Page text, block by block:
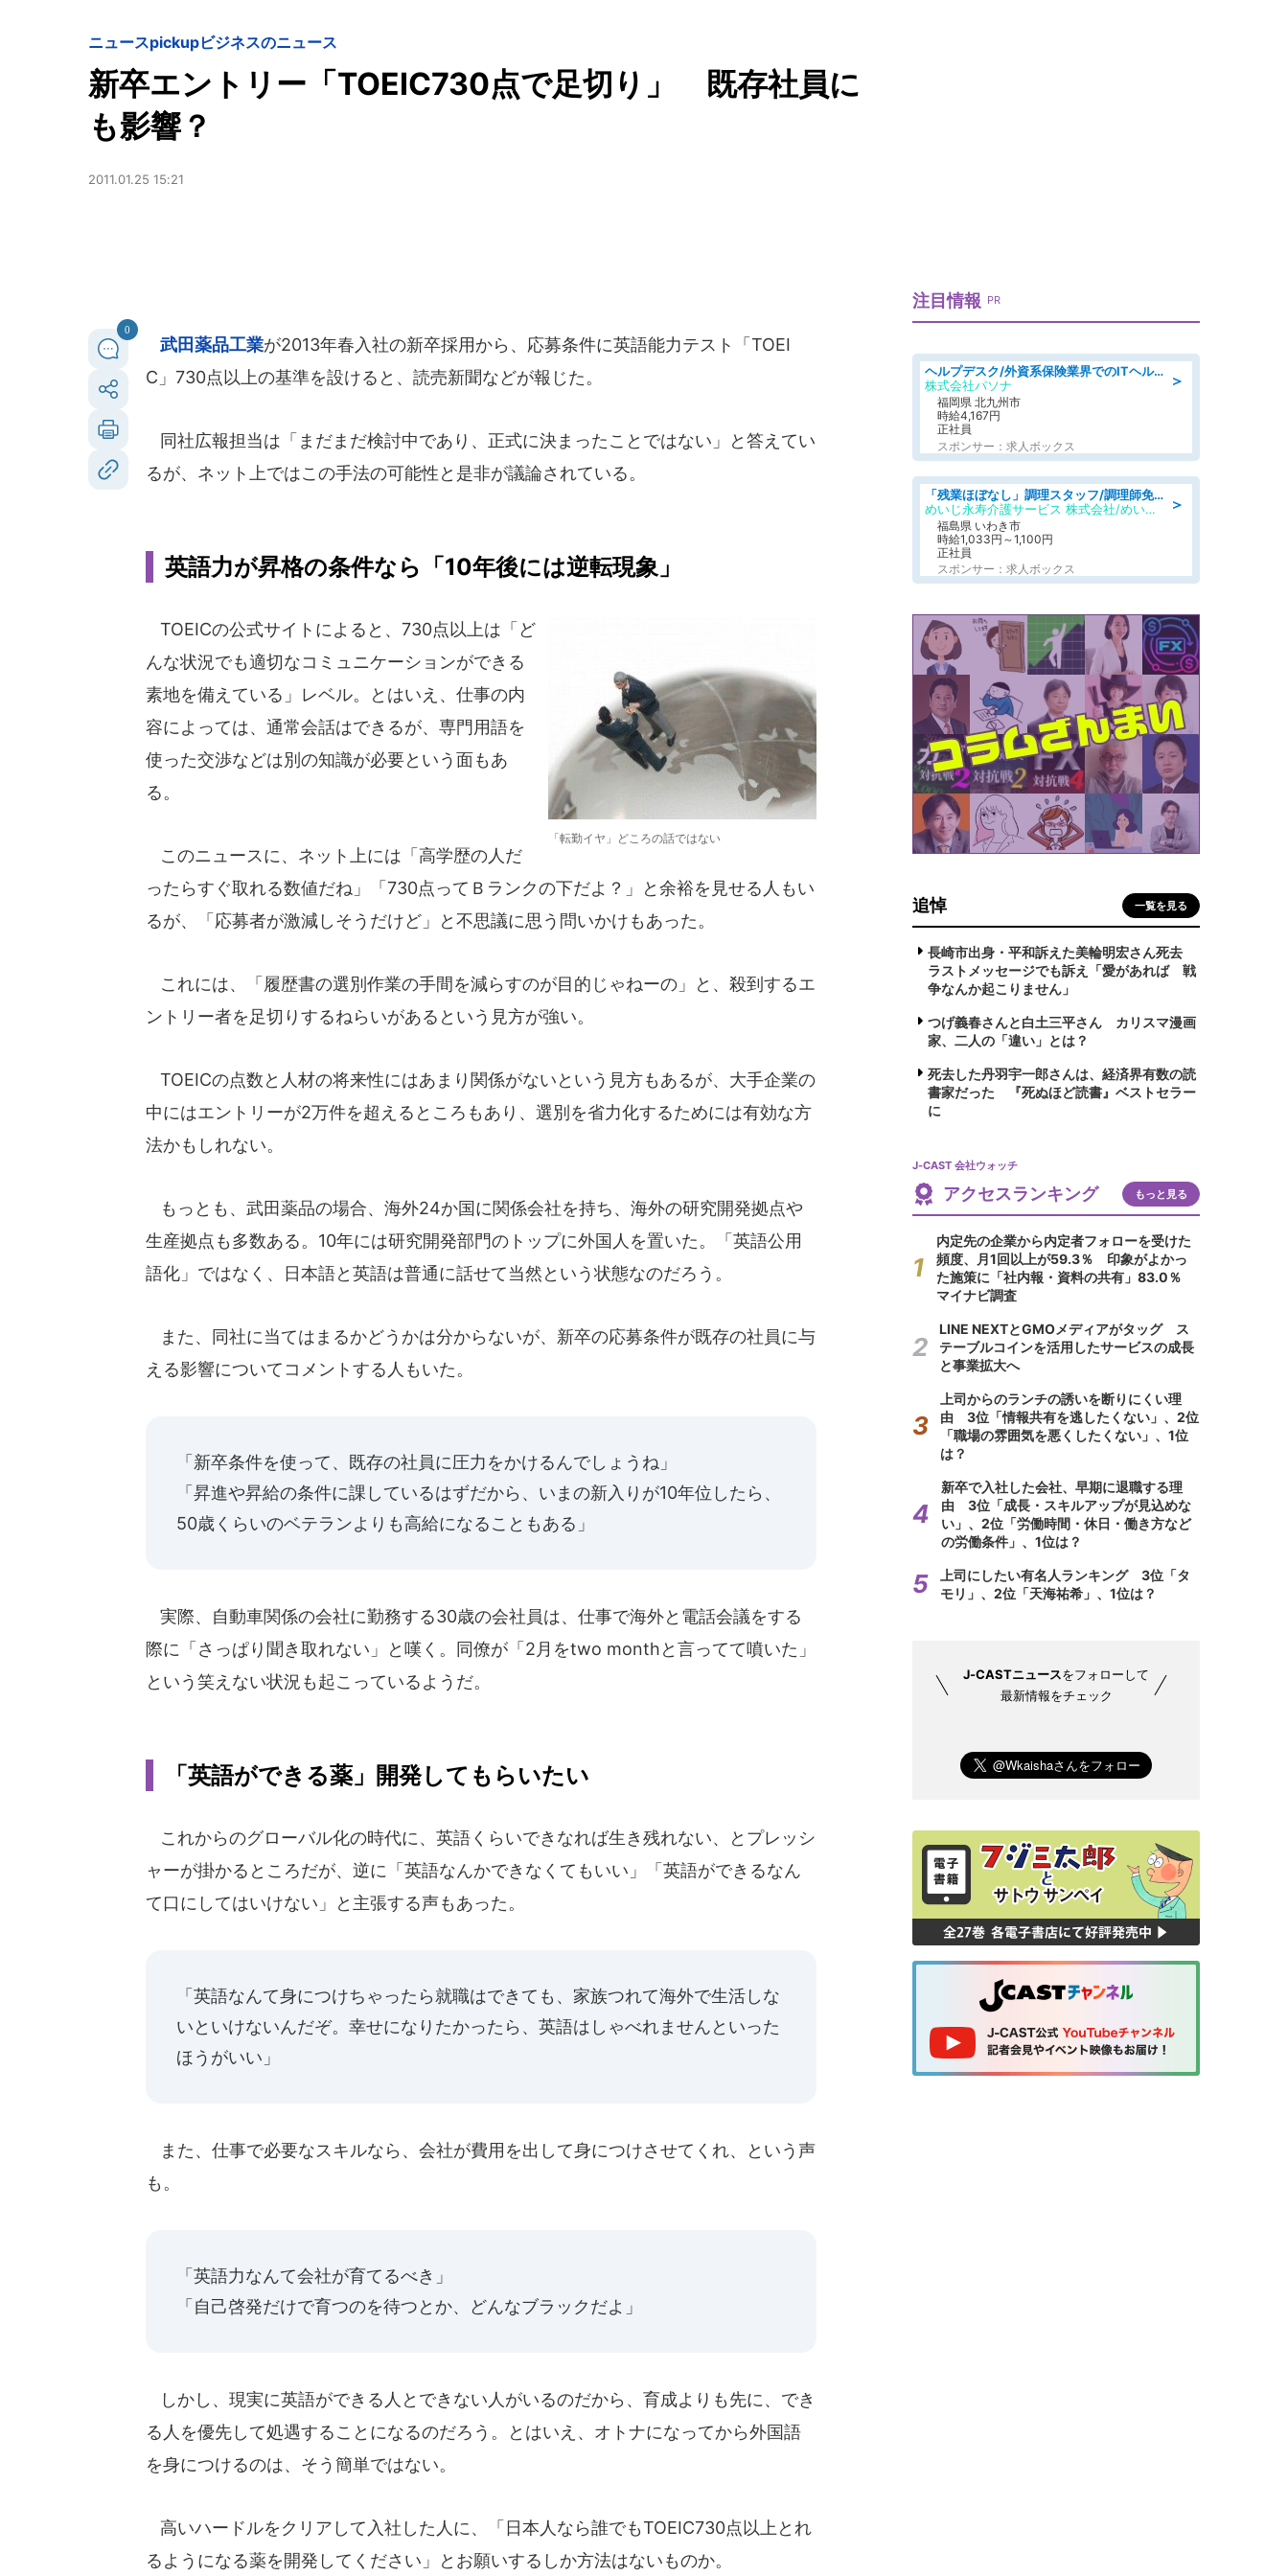
ニュースpickupビジネスのニュース
新卒エントリー「TOEIC730点で足切り」 既存社員に
も影響？
2011.01.25 15:21
0
武田薬品工業が2013年春入社の新卒採用から、応募条件に英語能力テスト「TOEI
C」730点以上の基準を設けると、読売新聞などが報じた。
同社広報担当は「まだまだ検討中であり、正式に決まったことではない」と答えてい
るが、ネット上ではこの手法の可能性と是非が議論されている。
英語力が昇格の条件なら「10年後には逆転現象」
「転勤イヤ」どころの話ではない
TOEICの公式サイトによると、730点以上は「ど
んな状況でも適切なコミュニケーションができる
素地を備えている」レベル。とはいえ、仕事の内
容によっては、通常会話はできるが、専門用語を
使った交渉などは別の知識が必要という面もあ
る。
このニュースに、ネット上には「高学歴の人だ
ったらすぐ取れる数値だね」「730点ってＢランクの下だよ？」と余裕を見せる人もい
るが、「応募者が激減しそうだけど」と不思議に思う問いかけもあった。
これには、「履歴書の選別作業の手間を減らすのが目的じゃねーの」と、殺到するエ
ントリー者を足切りするねらいがあるという見方が強い。
TOEICの点数と人材の将来性にはあまり関係がないという見方もあるが、大手企業の
中にはエントリーが2万件を超えるところもあり、選別を省力化するためには有効な方
法かもしれない。
もっとも、武田薬品の場合、海外24か国に関係会社を持ち、海外の研究開発拠点や
生産拠点も多数ある。10年には研究開発部門のトップに外国人を置いた。「英語公用
語化」ではなく、日本語と英語は普通に話せて当然という状態なのだろう。
また、同社に当てはまるかどうかは分からないが、新卒の応募条件が既存の社員に与
える影響についてコメントする人もいた。
「新卒条件を使って、既存の社員に圧力をかけるんでしょうね」
「昇進や昇給の条件に課しているはずだから、いまの新入りが10年位したら、
50歳くらいのベテランよりも高給になることもある」
実際、自動車関係の会社に勤務する30歳の会社員は、仕事で海外と電話会議をする
際に「さっぱり聞き取れない」と嘆く。同僚が「2月をtwo monthと言ってて噴いた」
という笑えない状況も起こっているようだ。
「英語ができる薬」開発してもらいたい
これからのグローバル化の時代に、英語くらいできなれば生き残れない、とプレッシ
ャーが掛かるところだが、逆に「英語なんかできなくてもいい」「英語ができるなん
て口にしてはいけない」と主張する声もあった。
「英語なんて身につけちゃったら就職はできても、家族つれて海外で生活しな
いといけないんだぞ。幸せになりたかったら、英語はしゃべれませんといった
ほうがいい」
また、仕事で必要なスキルなら、会社が費用を出して身につけさせてくれ、という声
も。
「英語力なんて会社が育てるべき」
「自己啓発だけで育つのを待つとか、どんなブラックだよ」
しかし、現実に英語ができる人とできない人がいるのだから、育成よりも先に、でき
る人を優先して処遇することになるのだろう。とはいえ、オトナになってから外国語
を身につけるのは、そう簡単ではない。
高いハードルをクリアして入社した人に、「日本人なら誰でもTOEIC730点以上とれ
るようになる薬を開発してください」とお願いするしか方法はないものか。
注目情報 PR
＞
ヘルプデスク/外資系保険業界でのITヘルプデスク業務/駅近/即日勤務可/ヘルプデスク
株式会社パソナ
福岡県 北九州市
時給4,167円
正社員
スポンサー：求人ボックス
＞
「残業ほぼなし」調理スタッフ/調理師免許必須/正職員/日勤のみ/住宅型有料老人ホーム
めいじ永寿介護サービス 株式会社/めいじ永寿介護サービスセンター
福島県 いわき市
時給1,033円～1,100円
正社員
スポンサー：求人ボックス
追悼 一覧を見る
長崎市出身・平和訴えた美輪明宏さん死去
ラストメッセージでも訴え「愛があれば 戦
争なんか起こりません」
つげ義春さんと白土三平さん カリスマ漫画
家、二人の「違い」とは？
死去した丹羽宇一郎さんは、経済界有数の読
書家だった 『死ぬほど読書』ベストセラー
に
J-CAST 会社ウォッチ
アクセスランキング もっと見る
内定先の企業から内定者フォローを受けた
頻度、月1回以上が59.3％ 印象がよかっ
た施策に「社内報・資料の共有」83.0％
マイナビ調査
LINE NEXTとGMOメディアがタッグ ス
テーブルコインを活用したサービスの成長
と事業拡大へ
上司からのランチの誘いを断りにくい理
由 3位「情報共有を逃したくない」、2位
「職場の雰囲気を悪くしたくない」、1位
は？
新卒で入社した会社、早期に退職する理
由 3位「成長・スキルアップが見込めな
い」、2位「労働時間・休日・働き方など
の労働条件」、1位は？
上司にしたい有名人ランキング 3位「タ
モリ」、2位「天海祐希」、1位は？
J-CASTニュースをフォローして
最新情報をチェック